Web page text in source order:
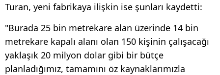
Turan, yeni fabrikaya ilişkin ise şunları kaydetti:
"Burada 25 bin metrekare alan üzerinde 14 bin
metrekare kapalı alanı olan 150 kişinin çalışacağı
yaklaşık 20 milyon dolar gibi bir bütçe
planladığımız, tamamını öz kaynaklarımızla